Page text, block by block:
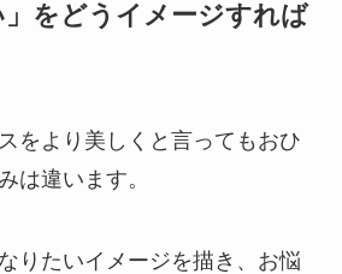
」をどうイメージすれば
をより美しくと言ってもおひ
は違います。
りたいイメージを描き、お悩